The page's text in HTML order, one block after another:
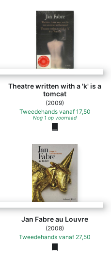
Theatre written with a 'k' is a
tomcat
(2009)
Tweedehands vanaf 17,50
Nog 1 op voorraad
cellar to the attic, from the feet to
Jan Fabre au Louvre
(2008)
Tweedehands vanaf 27,50